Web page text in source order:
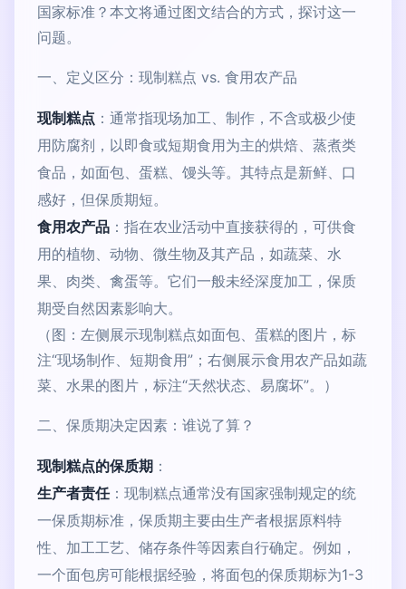
国家标准？本文将通过图文结合的方式，探讨这一
问题。
一、定义区分：现制糕点 vs. 食用农产品
现制糕点 ：通常指现场加工、制作，不含或极少使
用防腐剂，以即食或短期食用为主的烘焙、蒸煮类
食品，如面包、蛋糕、馒头等。其特点是新鲜、口
感好，但保质期短。
食用农产品 ：指在农业活动中直接获得的，可供食
用的植物、动物、微生物及其产品，如蔬菜、水
果、肉类、禽蛋等。它们一般未经深度加工，保质
期受自然因素影响大。
（图：左侧展示现制糕点如面包、蛋糕的图片，标
注“现场制作、短期食用”；右侧展示食用农产品如蔬
菜、水果的图片，标注“天然状态、易腐坏”。）
二、保质期决定因素：谁说了算？
现制糕点的保质期 ：
生产者责任：现制糕点通常没有国家强制规定的统
一保质期标准，保质期主要由生产者根据原料特
性、加工工艺、储存条件等因素自行确定。例如，
一个面包房可能根据经验，将面包的保质期标为1-3